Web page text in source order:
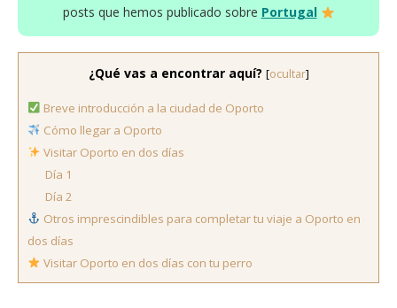
posts que hemos publicado sobre Portugal
¿Qué vas a encontrar aquí? [ocultar]
Breve introducción a la ciudad de Oporto
Cómo llegar a Oporto
Visitar Oporto en dos días
Día 1
Día 2
Otros imprescindibles para completar tu viaje a Oporto en
dos días
Visitar Oporto en dos días con tu perro